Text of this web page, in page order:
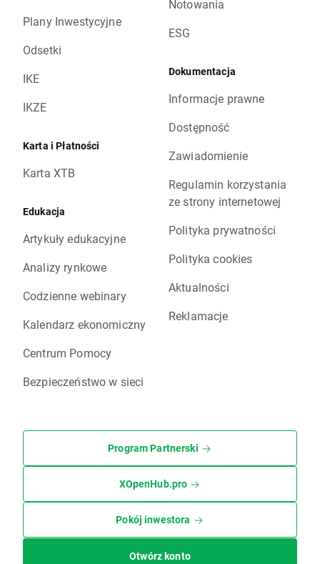
Plany Inwestycyjne
Odsetki
IKE
IKZE
Karta i Płatności
Karta XTB
Edukacja
Artykuły edukacyjne
Analizy rynkowe
Codzienne webinary
Kalendarz ekonomiczny
Centrum Pomocy
Bezpieczeństwo w sieci
Notowania
ESG
Dokumentacja
Informacje prawne
Dostępność
Zawiadomienie
Regulamin korzystania
ze strony internetowej
Polityka prywatności
Polityka cookies
Aktualności
Reklamacje
Program Partnerski
XOpenHub.pro
Pokój inwestora
Otwórz konto